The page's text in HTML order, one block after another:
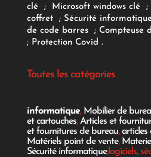
clé
; Microsoft windows clé;
coffret ; Sécurité
de code barres
; Compteuse
; Protection Covid .
Toutes les catégories
informatique, Mobilier de
et cartouches,Articles et
et fournitures de bureau,articles
Matériels point de vente,
Sécurité informatique,logiciels,